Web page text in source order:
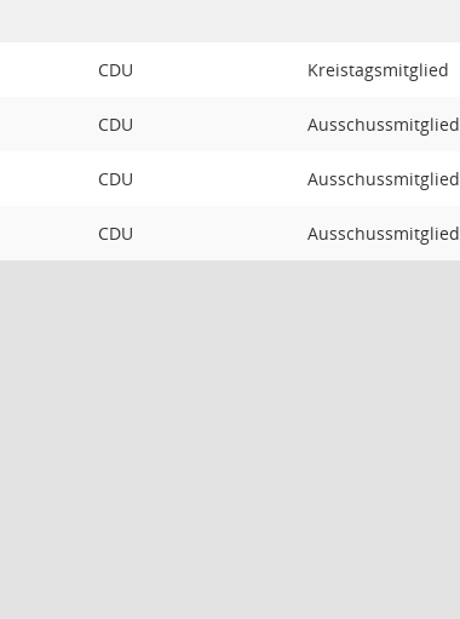
CDU Kreistagsmitglied
CDU Ausschussmitglied
CDU Ausschussmitglied
CDU Ausschussmitglied